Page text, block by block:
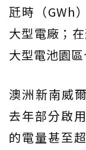
瓩時（GWh
大型電廠；
大型電池園
澳洲新南威
去年部分啟
的電量甚至